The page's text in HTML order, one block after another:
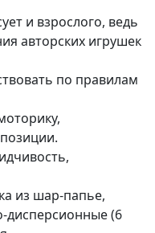
и взрослого, ведь
авторских игрушек
по правилам
из шар-папье,
дисперсионные (6